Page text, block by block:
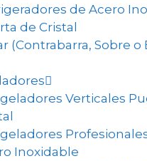
de Acero
de Cristal
(Contrabarra, Sobre o
Verticales
Inoxidable